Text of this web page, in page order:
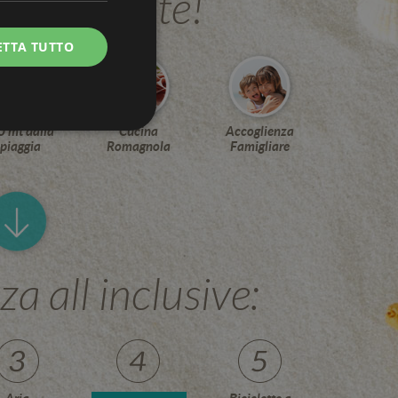
mt dalla
Cucina
Romagnola
Accoglienza
Famigliare
all inclusive:
TUTTO
gestione
in modo
per il
accesso per un